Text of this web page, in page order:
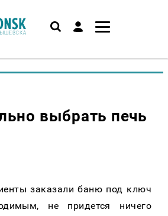
выбрать печь
заказали баню под ключ
не придется ничего